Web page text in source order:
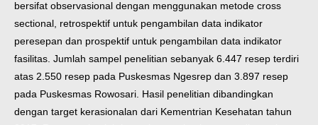
bersifat observasional dengan menggunakan metode cross
sectional, retrospektif untuk pengambilan data indikator
peresepan dan prospektif untuk pengambilan data indikator
fasilitas. Jumlah sampel penelitian sebanyak 6.447 resep terdiri
atas 2.550 resep pada Puskesmas Ngesrep dan 3.897 resep
pada Puskesmas Rowosari. Hasil penelitian dibandingkan
dengan target kerasionalan dari Kementrian Kesehatan tahun